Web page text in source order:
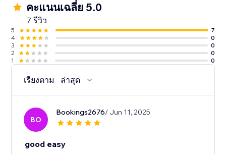
คะแนนเฉลี่ย 5.0
7 รีวิว
5
7
4
0
3
0
2
0
1
0
เรียงตาม ล่าสุด
BO
Bookings2676/ Jun 11, 2025
good easy